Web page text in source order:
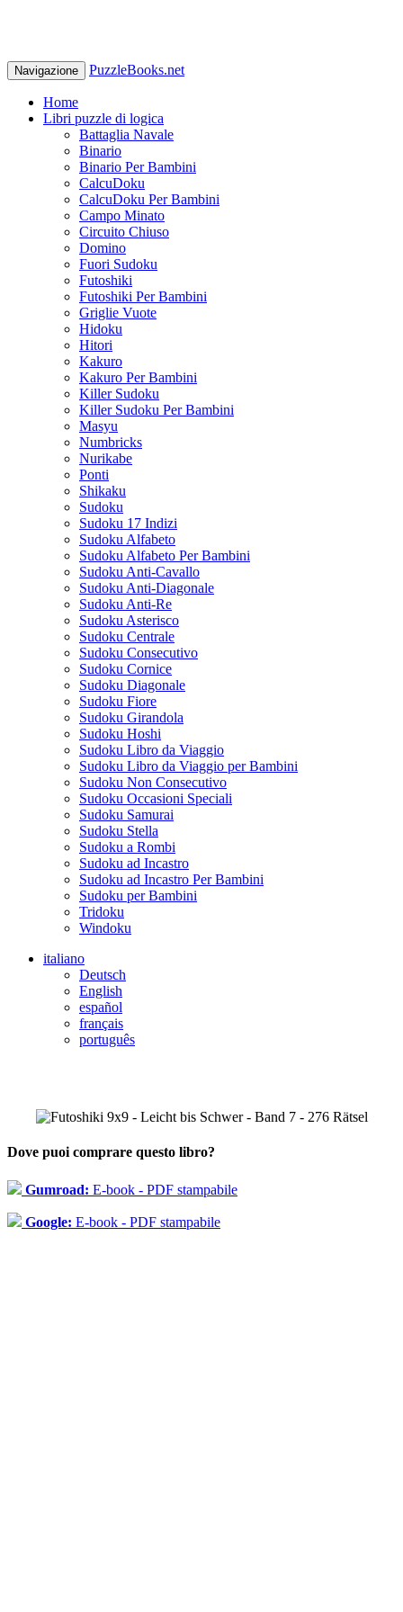
Navigazione PuzzleBooks.net
Home
Libri puzzle di logica
Battaglia Navale
Binario
Binario Per Bambini
CalcuDoku
CalcuDoku Per Bambini
Campo Minato
Circuito Chiuso
Domino
Fuori Sudoku
Futoshiki
Futoshiki Per Bambini
Griglie Vuote
Hidoku
Hitori
Kakuro
Kakuro Per Bambini
Killer Sudoku
Killer Sudoku Per Bambini
Masyu
Numbricks
Nurikabe
Ponti
Shikaku
Sudoku
Sudoku 17 Indizi
Sudoku Alfabeto
Sudoku Alfabeto Per Bambini
Sudoku Anti-Cavallo
Sudoku Anti-Diagonale
Sudoku Anti-Re
Sudoku Asterisco
Sudoku Centrale
Sudoku Consecutivo
Sudoku Cornice
Sudoku Diagonale
Sudoku Fiore
Sudoku Girandola
Sudoku Hoshi
Sudoku Libro da Viaggio
Sudoku Libro da Viaggio per Bambini
Sudoku Non Consecutivo
Sudoku Occasioni Speciali
Sudoku Samurai
Sudoku Stella
Sudoku a Rombi
Sudoku ad Incastro
Sudoku ad Incastro Per Bambini
Sudoku per Bambini
Tridoku
Windoku
italiano
Deutsch
English
español
français
português
Dove puoi comprare questo libro?
Gumroad: E-book - PDF stampabile
Google: E-book - PDF stampabile